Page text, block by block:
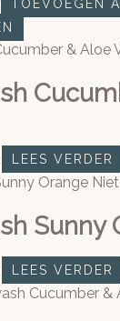
TOEVOEGEN
LEES VERDER
Sunny
LEES VERDER